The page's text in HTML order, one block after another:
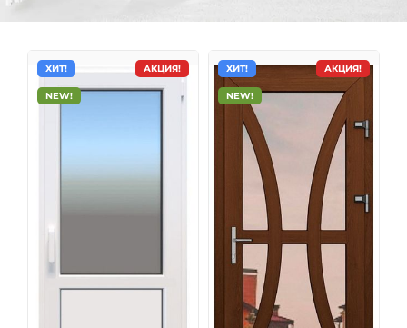
Металлопластиковые двери
Пластиковые двери одинаково хорошо подходят как
для внутреннего, так и для наружного использования
в общественных, коммерческих, административных и
жилых помещениях. Одно из самых главных
достоинств пластиковых дверей – это оптимальное
соотношение цены и качества.
АКЦИЯ!
ХИТ!
NEW!
АКЦИЯ!
ХИТ!
NEW!